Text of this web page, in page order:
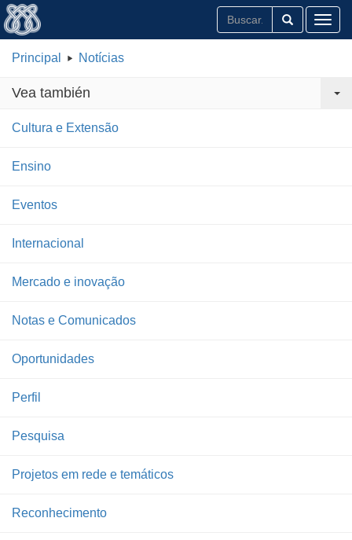
Principal Notícias
Vea también
Cultura e Extensão
Ensino
Eventos
Internacional
Mercado e inovação
Notas e Comunicados
Oportunidades
Perfil
Pesquisa
Projetos em rede e temáticos
Reconhecimento